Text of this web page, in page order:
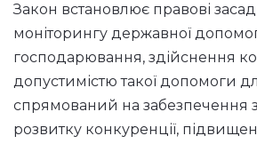
Закон встановлює правові
моніторингу державної
господарювання, здійснення
допустимістю такої допомоги
спрямований на забезпечення
розвитку конкуренції,